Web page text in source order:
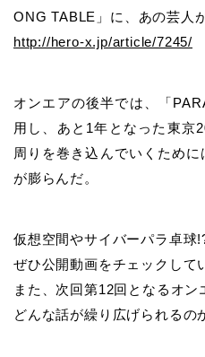
ONG TABLE 」に、あの芸人
http://hero-x.jp/article/7245/
オンエアの後半では、 「
用し、あと 1年となった東京
周りを巻き込んでいくため
が膨らんだ。
仮想空間やサイバーパラ卓球
ぜひ公開動画をチェックして
また、次回第12回となるオン
どんな話が繰り広げられるの